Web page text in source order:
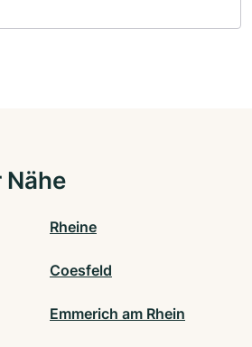
Nähe
Rheine
Coesfeld
Emmerich am Rhein